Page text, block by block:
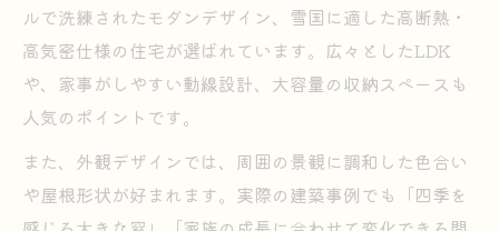
ルで洗練されたモダンデザイン、雪国に適した高断熱・
高気密仕様の住宅が選ばれています。広々としたLDK
や、家事がしやすい動線設計、大容量の収納スペースも
人気のポイントです。
また、外観デザインでは、周囲の景観に調和した色合い
や屋根形状が好まれます。実際の建築事例でも「四季を